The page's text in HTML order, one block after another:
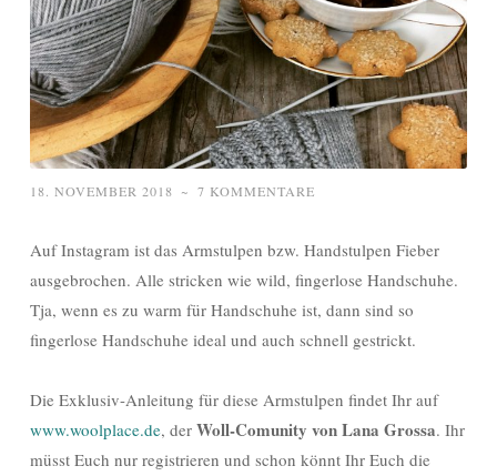
18. NOVEMBER 2018 ~ 7 KOMMENTARE
Auf Instagram ist das Armstulpen bzw. Handstulpen Fieber
ausgebrochen. Alle stricken wie wild, fingerlose Handschuhe.
Tja, wenn es zu warm für Handschuhe ist, dann sind so
fingerlose Handschuhe ideal und auch schnell gestrickt.
Die Exklusiv-Anleitung für diese Armstulpen findet Ihr auf
www.woolplace.de, der Woll-Comunity von Lana Grossa. Ihr
müsst Euch nur registrieren und schon könnt Ihr Euch die